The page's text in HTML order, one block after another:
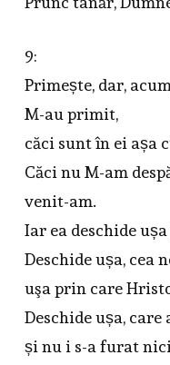
9:
Primește, dar,
M-au primit,
căci sunt în ei așa
Căci nu M-am
venit-am.
Iar ea deschide
Deschide ușa, cea
uşa prin care
Deschide ușa, care
și nu i s-a furat